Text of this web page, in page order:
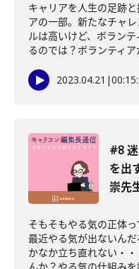
キャリアを人生の足跡
アの一部。新たなチャ
ルは高いけど、ボラン
るのでは？ボランティ
2023.04.21 |
#8
を出
崇先
そもそもやる気の正体
最近やる気が出ないん
かなか立ち直れない・